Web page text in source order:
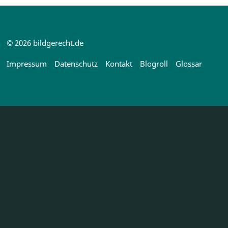
© 2026 bildgerecht.de
Impressum Datenschutz Kontakt Blogroll Glossar